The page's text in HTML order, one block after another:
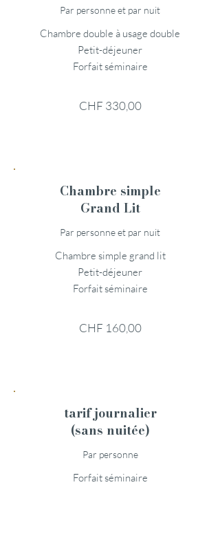
Par personne et par nuit
Chambre double à usage double
Petit-déjeuner
Forfait séminaire
CHF 330,00
Chambre simple
Grand Lit
Par personne et par nuit
Chambre simple grand lit
Petit-déjeuner
Forfait séminaire
CHF 160,00
tarif journalier
(sans nuitée)
Par personne
Forfait séminaire